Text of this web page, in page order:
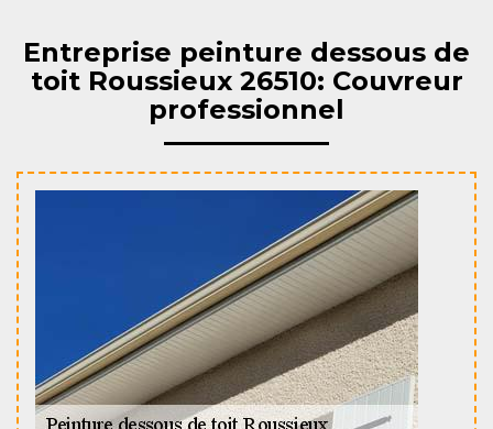
Entreprise peinture dessous de
toit Roussieux 26510: Couvreur
professionnel